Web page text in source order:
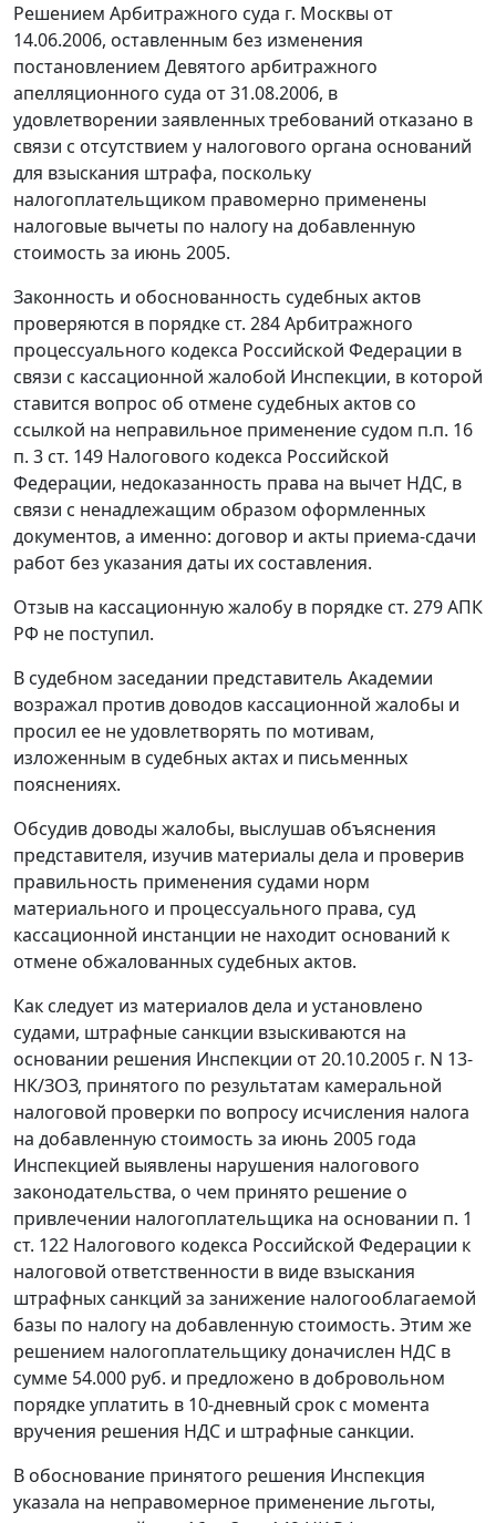
Решением Арбитражного суда г. Москвы от
14.06.2006, оставленным без изменения
постановлением Девятого арбитражного
апелляционного суда от 31.08.2006, в
удовлетворении заявленных требований отказано в
связи с отсутствием у налогового органа оснований
для взыскания штрафа, поскольку
налогоплательщиком правомерно применены
налоговые вычеты по налогу на добавленную
стоимость за июнь 2005.
Законность и обоснованность судебных актов
проверяются в порядке ст. 284Арбитражного
процессуального кодекса Российской Федерации в
связи с кассационной жалобой Инспекции, в которой
ставится вопрос об отмене судебных актов со
ссылкой на неправильное применение судом п.п. 16
п. 3 ст. 149 Налогового кодекса Российской
Федерации, недоказанность права на вычет НДС, в
связи с ненадлежащим образом оформленных
документов, а именно: договор и акты приема-сдачи
работ без указания даты их составления.
Отзыв на кассационную жалобу в порядке ст. 279АПК
РФ не поступил.
В судебном заседании представитель Академии
возражал против доводов кассационной жалобы и
просил ее не удовлетворять по мотивам,
изложенным в судебных актах и письменных
пояснениях.
Обсудив доводы жалобы, выслушав объяснения
представителя, изучив материалы дела и проверив
правильность применения судами норм
материального и процессуального права, суд
кассационной инстанции не находит оснований к
отмене обжалованных судебных актов.
Как следует из материалов дела и установлено
судами, штрафные санкции взыскиваются на
основании решения Инспекции от 20.10.2005 г. N 13-
НК/ЗОЗ, принятого по результатам камеральной
налоговой проверки по вопросу исчисления налога
на добавленную стоимость за июнь 2005 года
Инспекцией выявлены нарушения налогового
законодательства, о чем принято решение о
привлечении налогоплательщика на основании п. 1
ст. 122 Налогового кодекса Российской Федерации к
налоговой ответственности в виде взыскания
штрафных санкций за занижение налогооблагаемой
базы по налогу на добавленную стоимость. Этим же
решением налогоплательщику доначислен НДС в
сумме 54.000 руб. и предложено в добровольном
порядке уплатить в 10-дневный срок с момента
вручения решения НДС и штрафные санкции.
В обоснование принятого решения Инспекция
указала на неправомерное применение льготы,